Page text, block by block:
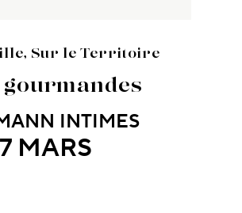
Sur le Territoire
gourmandes
INTIMES
MARS